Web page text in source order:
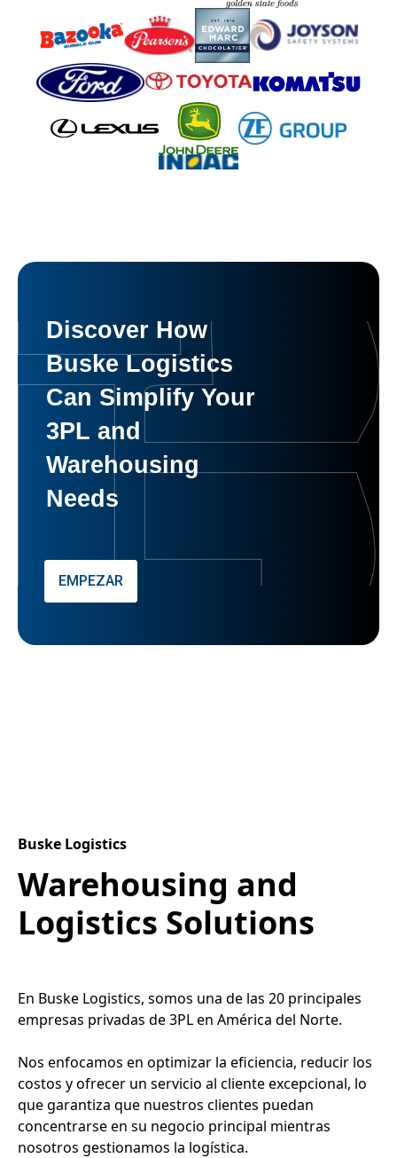
Discover How
Buske Logistics
Can Simplify Your
3PL and
Warehousing
Needs
EMPEZAR
Buske Logistics
Warehousing and
Logistics Solutions
En Buske Logistics, somos una de las 20 principales
empresas privadas de 3PL en América del Norte.
Nos enfocamos en optimizar la eficiencia, reducir los
costos y ofrecer un servicio al cliente excepcional, lo
que garantiza que nuestros clientes puedan
concentrarse en su negocio principal mientras
nosotros gestionamos la logística.